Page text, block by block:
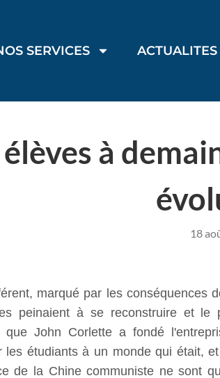
SERVICES ACTUALITES
à
18
marqué par les
peinaient à se reconstruire et le
John Corlette a fondé
les étudiants à un monde qui était,
de la Chine communiste ne sont